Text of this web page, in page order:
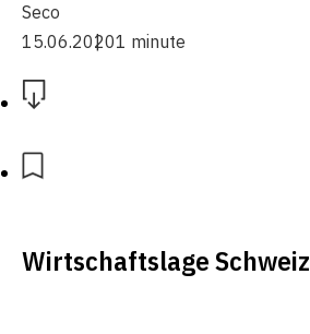
Seco
15.06.20201 minute
Wirtschaftslage Schweiz